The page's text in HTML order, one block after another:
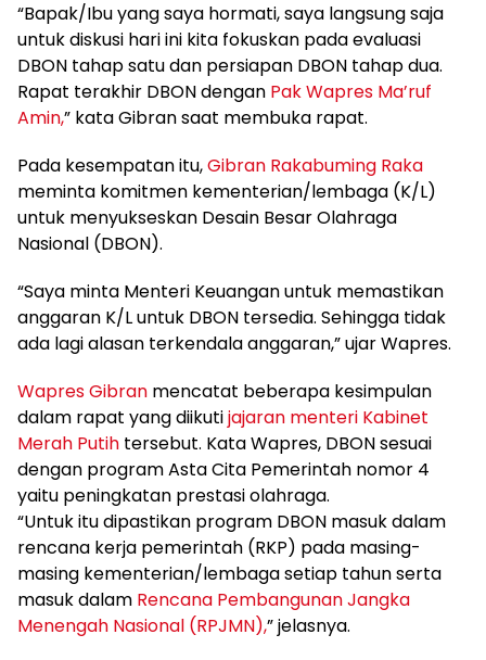
“Bapak/Ibu yang saya hormati, saya langsung saja
untuk diskusi hari ini kita fokuskan pada evaluasi
DBON tahap satu dan persiapan DBON tahap dua.
Rapat terakhir DBON dengan Pak Wapres Ma’ruf
Amin,” kata Gibran saat membuka rapat.
Pada kesempatan itu,Gibran Rakabuming Raka
meminta komitmen kementerian/lembaga (K/L)
untuk menyukseskan Desain Besar Olahraga
Nasional (DBON).
“Saya minta Menteri Keuangan untuk memastikan
anggaran K/L untuk DBON tersedia. Sehingga tidak
ada lagi alasan terkendala anggaran,” ujar Wapres.
Wapres Gibran mencatat beberapa kesimpulan
dalam rapat yang diikutijajaran menteri Kabinet
Merah Putih tersebut. Kata Wapres, DBON sesuai
dengan program Asta Cita Pemerintah nomor 4
yaitu peningkatan prestasi olahraga.
“Untuk itu dipastikan program DBON masuk dalam
rencana kerja pemerintah (RKP) pada masing-
masing kementerian/lembaga setiap tahun serta
masuk dalam Rencana Pembangunan Jangka
Menengah Nasional (RPJMN),” jelasnya.